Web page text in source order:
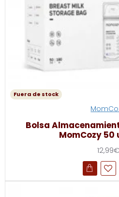
Fuera de stock
Bolsa
MomCozy 50
12,99€